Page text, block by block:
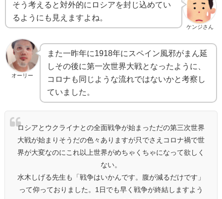
ケンジさん
そう考えると対外的にロシアを封じ込めてい
るようにも見えますよね。
オーリー
また一昨年に1918年にスペイン風邪がまん延
しその後に第一次世界大戦となったように、
コロナも同じような流れではないかと考察し
ていました。
ロシアとウクライナとの全面戦争が始まっただの第三次世界
大戦が始まりそうだの色々ありますが只でさえコロナ禍で世
界が大変なのにこれ以上世界がめちゃくちゃになって欲しく
ない。
水木しげる先生も「戦争はいかんです。腹が減るだけです」
って仰っておりました。1日でも早く戦争が終結しますよう